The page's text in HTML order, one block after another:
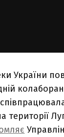
України
території